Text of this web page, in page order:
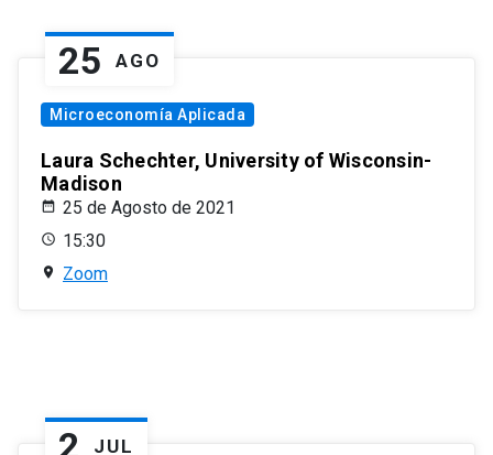
25 AGO
Microeconomía Aplicada
Laura Schechter, University of Wisconsin-
Madison
25 de Agosto de 2021
15:30
Zoom
JUL